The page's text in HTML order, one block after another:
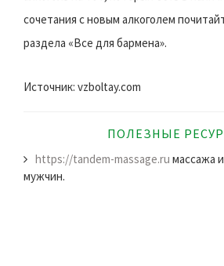
сочетания с новым алкоголем
раздела «Все для бармена».
Источник: vzboltay.com
ПОЛЕЗНЫЕ
https://tandem-massage.ru массажа
мужчин.